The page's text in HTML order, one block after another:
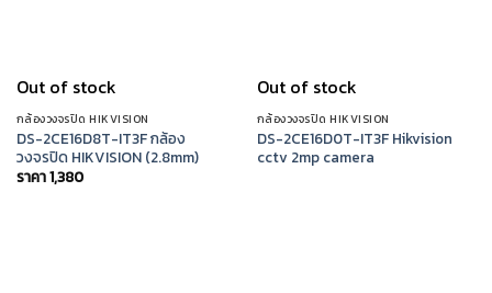
Out of stock
กล้องวงจรปิด HIKVISION
DS-2CE16D8T-IT3F กล้อง
วงจรปิด HIKVISION (2.8mm)
ราคา1,380
Out of stock
กล้องวงจรปิด HIKVISION
DS-2CE16D0T-IT3F Hikvision
cctv 2mp camera